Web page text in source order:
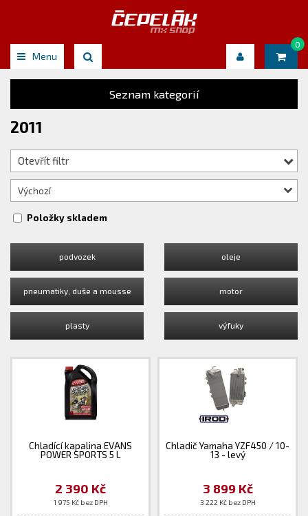
Menu
0
Seznam kategorií
2011
Otevřít filtr
Výchozí
Položky skladem
podvozek oleje
pneumatiky, duše a mousse motor
plasty výfuky
Chladící kapalina EVANS
POWER SPORTS 5 L
2 390 Kč
1 975 Kč bez DPH
Chladič Yamaha YZF450 / 10-
13 - levý
3 899 Kč
3 222 Kč bez DPH